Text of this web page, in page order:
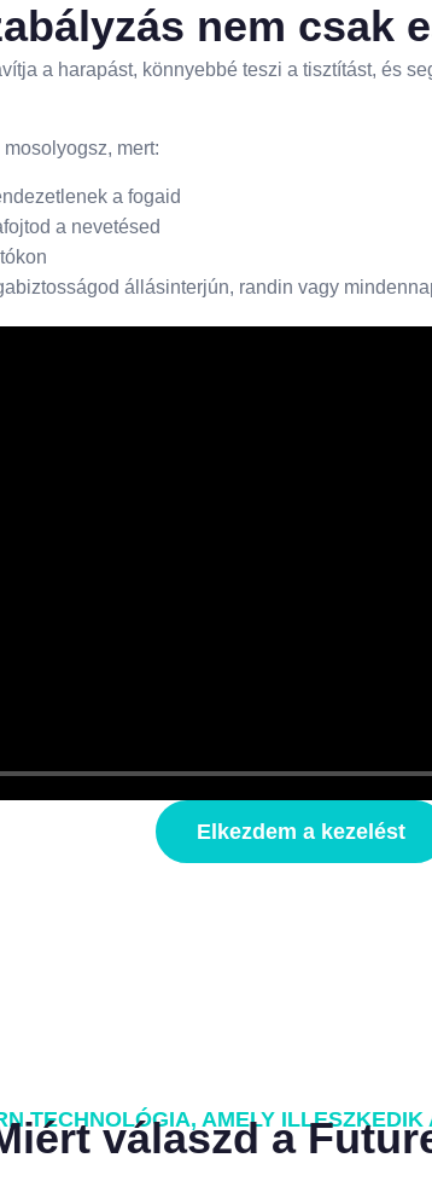
nem csak
a harapást, könnyebbé teszi a tisztítást, és
mert:
a fogaid
a nevetésed
állásinterjún, randin vagy
Elkezdem a kezelést
TECHNOLÓGIA, AMELY
válaszd a